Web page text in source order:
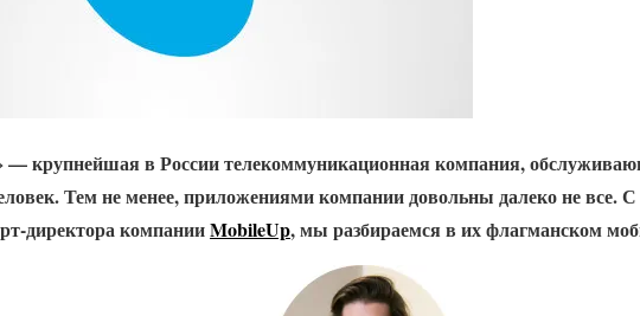
— крупнейшая в России телекоммуникационная компания,
Тем не менее, приложениями компании довольны далеко не
директора компанииMobileUp, мы разбираемся в их флагманском